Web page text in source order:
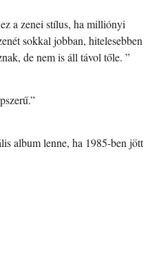
a zenei stílus, ha milliónyi
sokkal jobban, hitelesebben
de nem is áll távol tőle. ”
album lenne, ha 1985-ben jött